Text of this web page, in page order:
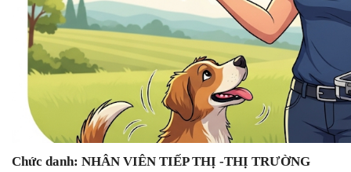
Chức danh: NHÂN VIÊN TIẾP THỊ -THỊ TRƯỜNG